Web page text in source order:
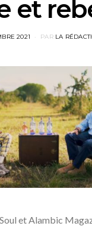
et
2021 PAR LA
et Alambic